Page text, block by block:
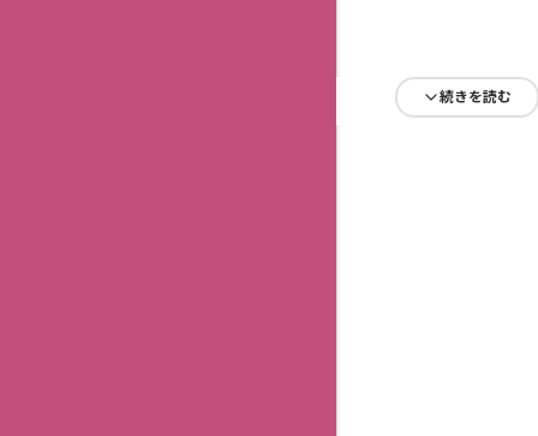
続きを読む
続きを読む
続きを読む
続きを読む
続きを読む
続きを読む
続きを読む
続きを読む
続きを読む
続きを読む
続きを読む
続きを読む
続きを読む
続きを読む
続きを読む
続きを読む
続きを読む
続きを読む
続きを読む
続きを読む